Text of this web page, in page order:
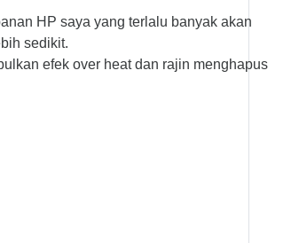
HP saya yang terlalu banyak akan
sedikit.
efek over heat dan rajin menghapus